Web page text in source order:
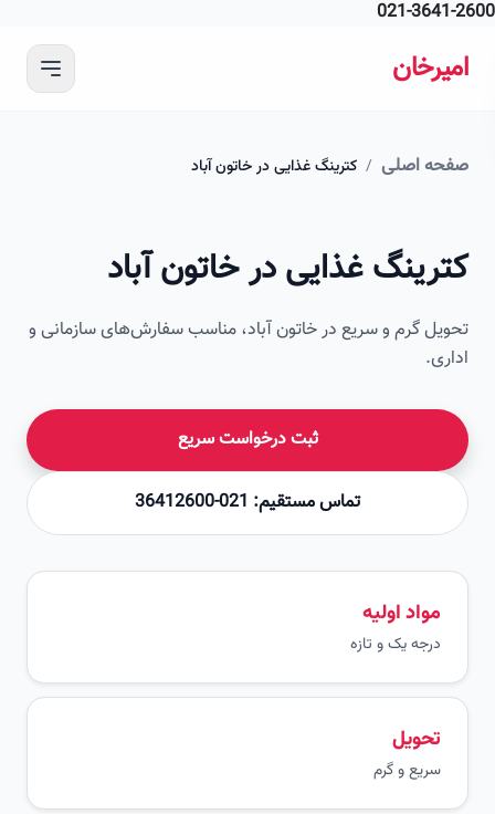
021-
اصلی / کترینگ غذایی در خاتون آباد
غذایی در خاتون آباد
گرم و سریع در خاتون آباد، مناسب سفارش‌های سازمانی و
ثبت درخواست سریع
تماس مستقیم: 021-36412600
مواد اولیه
درجه یک و تازه
سریع و گرم
تصویر این صفحه به زودی اضافه می‌شود